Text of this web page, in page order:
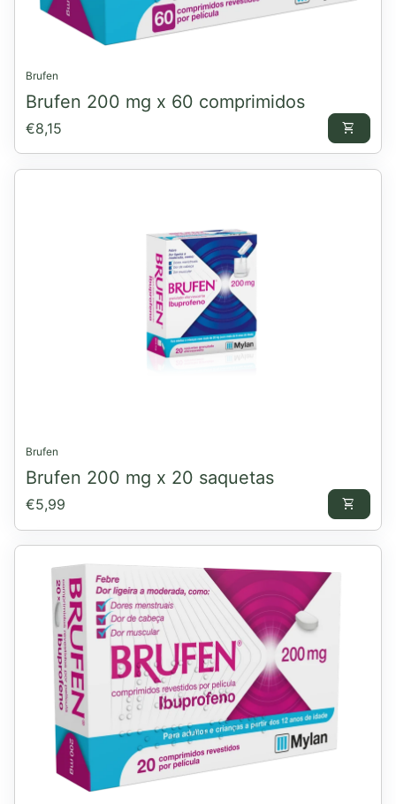
Brufen
Brufen 200 mg x 60 comprimidos
Preço normal
€8,15 shopping_cart
Brufen
Brufen 200 mg x 20 saquetas
Preço normal
€5,99 shopping_cart